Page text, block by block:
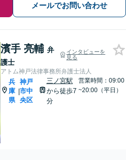
メールでお問い合わせ
濱手 亮輔 弁
護士
インタビューを
見る
アトム神戸法律事務所弁護士法人
兵
庫
県
|
神戸
市中
央区
三ノ宮駅
から徒歩7
分
営業時間：09:00
~20:00（平日）